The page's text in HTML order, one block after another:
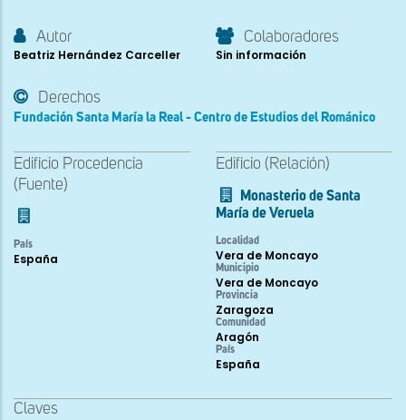
Autor
Beatriz Hernández Carceller
Colaboradores
Sin información
Derechos
Fundación Santa María la Real - Centro de Estudios del Románico
Edificio Procedencia
(Fuente)
País
España
Edificio (Relación)
Monasterio de Santa
María de Veruela
Localidad
Vera de Moncayo
Municipio
Vera de Moncayo
Provincia
Zaragoza
Comunidad
Aragón
País
España
Claves